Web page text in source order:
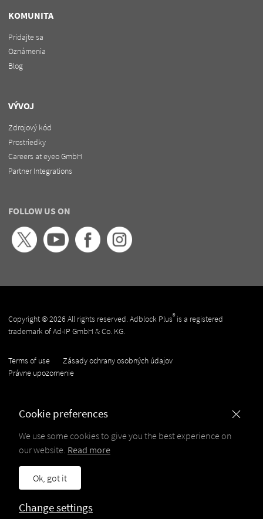
KOMUNITA
Pridajte sa
Oznámenia
Blog
VÝVOJ
Zdrojový kód
Prostriedky
Careers at eyeo GmbH
Partner Integrations
FOLLOW US ON
Copyright © 2026 All rights reserved. Adblock Plus®is a registered
trademark of Ad-IP GmbH & Co. KG.
Terms of use
Zásady ochrany osobných údajov
Právne upozornenie
Cookie preferences
We use some cookies to give you the best experience on
our website. Read more
Ok, got it
Change settings